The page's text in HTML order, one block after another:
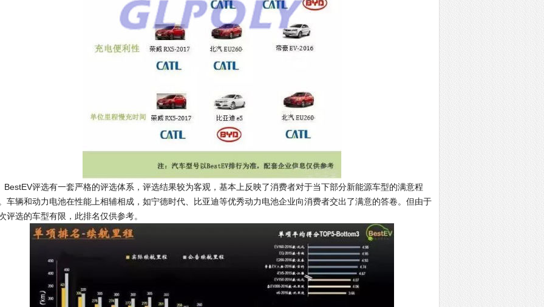
评选有一套严格的评选体系，评选结果较为客观，基本上反映了消费者对于当下部分新能源车型的满意程
车辆和动力电池在性能上相辅相成，如宁德时代、比亚迪等优秀动力电池企业向消费者交出了满意的答卷。但由于
评选的车型有限，此排名仅供参考。